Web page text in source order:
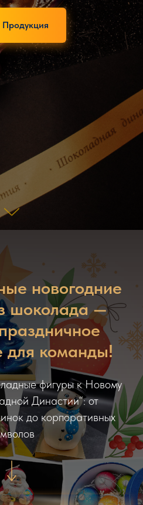
новогодние
шоколада —
для команды!
фигуры к Новому
Династии“: от
до корпоративных